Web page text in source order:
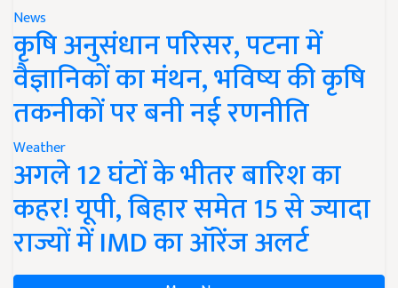
News
कृषि अनुसंधान परिसर, पटना में
वैज्ञानिकों का मंथन, भविष्य की कृषि
तकनीकों पर बनी नई रणनीति
Weather
अगले 12 घंटों के भीतर बारिश का
कहर! यूपी, बिहार समेत 15 से ज्यादा
राज्यों में IMD का ऑरेंज अलर्ट